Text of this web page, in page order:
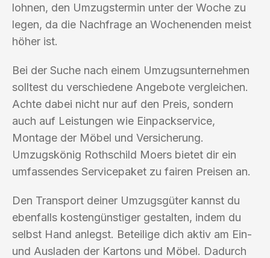
lohnen, den Umzugstermin unter der Woche zu
legen, da die Nachfrage an Wochenenden meist
höher ist.
Bei der Suche nach einem Umzugsunternehmen
solltest du verschiedene Angebote vergleichen.
Achte dabei nicht nur auf den Preis, sondern
auch auf Leistungen wie Einpackservice,
Montage der Möbel und Versicherung.
Umzugskönig Rothschild Moers bietet dir ein
umfassendes Servicepaket zu fairen Preisen an.
Den Transport deiner Umzugsgüter kannst du
ebenfalls kostengünstiger gestalten, indem du
selbst Hand anlegst. Beteilige dich aktiv am Ein-
und Ausladen der Kartons und Möbel. Dadurch